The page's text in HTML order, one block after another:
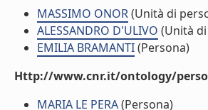
MASSIMO ONOR(Unità di
ALESSANDRO D'ULIVO (Unità
EMILIA BRAMANTI(Persona)
Http://www.cnr.it/ontology/
MARIA LE PERA(Persona)